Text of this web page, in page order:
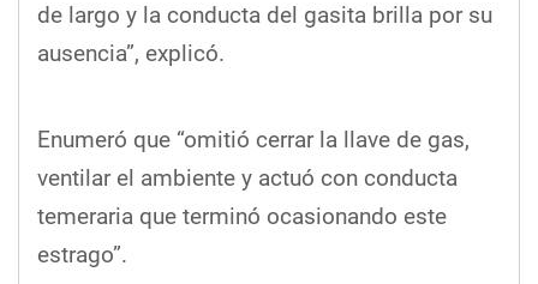
de largo y la conducta del gasita brilla por su
ausencia”, explicó.
Enumeró que “omitió cerrar la llave de gas,
ventilar el ambiente y actuó con conducta
temeraria que terminó ocasionando este
estrago”.